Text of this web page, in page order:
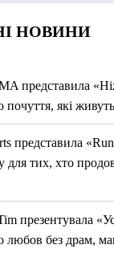
НОВИНИ
представила
почуття, які
представила
для тих, хто
презентувала
любов без драм,